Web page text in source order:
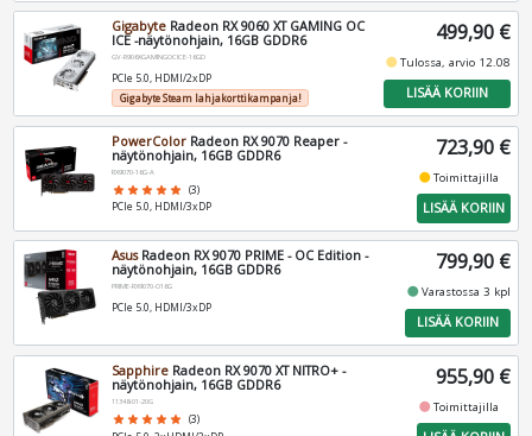
Gigabyte Radeon RX 9060 XT GAMING OC
ICE -näytönohjain, 16GB GDDR6
GV-R906XGAMINGOCICE-16GD
PCIe 5.0, HDMI/2xDP
Gigabyte Steam lahjakorttikampanja!
499,90 €
fiber_manual_recordTulossa, arvio 12.08
LISÄÄ KORIIN
PowerColor Radeon RX 9070 Reaper -
näytönohjain, 16GB GDDR6
RX9070-16G-A
star star star star star (3)
PCIe 5.0, HDMI/3xDP
723,90 €
fiber_manual_recordToimittajilla
LISÄÄ KORIIN
AsusRadeon RX 9070 PRIME - OC Edition -
näytönohjain, 16GB GDDR6
PRIME-RX9070-O16G
PCIe 5.0, HDMI/3xDP
799,90 €
fiber_manual_recordVarastossa 3 kpl
LISÄÄ KORIIN
Sapphire Radeon RX 9070 XT NITRO+ -
näytönohjain, 16GB GDDR6
11348-01-20G
star star star star star (3)
955,90 €
fiber_manual_recordToimittajilla